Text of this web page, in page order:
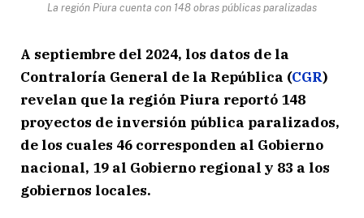
La región Piura cuenta con 148 obras públicas paralizadas
A septiembre del 2024, los datos de la
Contraloría General de la República (CGR)
revelan que la región Piura reportó 148
proyectos de inversión pública paralizados,
de los cuales 46 corresponden al Gobierno
nacional, 19 al Gobierno regional y 83 a los
gobiernos locales.